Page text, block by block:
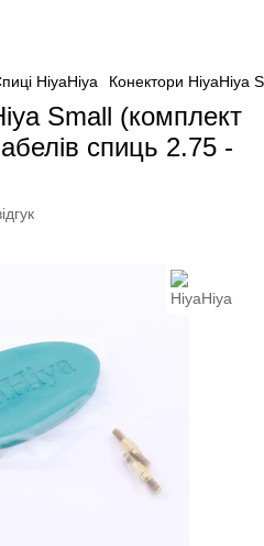
HiyaHiya Конектори HiyaHiya
Small (комплект
спиць 2.75 -